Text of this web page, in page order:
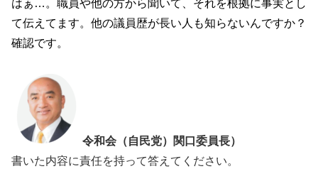
はぁ…。職員や他の方から聞いて、それを根拠に事実とし
て伝えてます。他の議員歴が長い人も知らないんですか？
確認です。
令和会（自民党）関口委員長）
書いた内容に責任を持って答えてください。